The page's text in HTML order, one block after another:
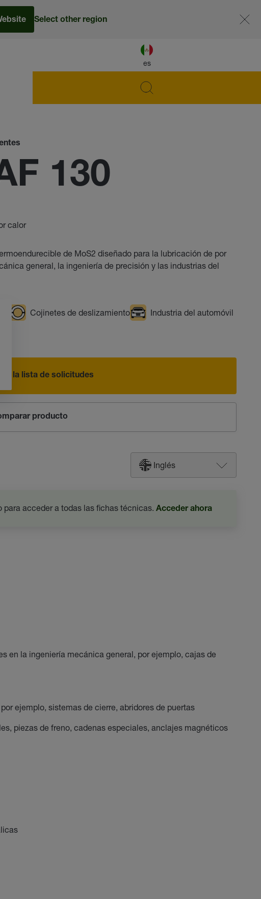
es
Select other region
130
calor
de MoS2 diseñado para la lubricación de por
general, la ingeniería de precisión y las industrias del
Cojinetes de deslizamiento
Industria del automóvil
a la lista de solicitudes
producto
Inglés
acceder a todas las fichas técnicas. Acceder ahora
en la ingeniería mecánica general, por ejemplo, cajas de
ejemplo, sistemas de cierre, abridores de puertas
piezas de freno, cadenas especiales, anclajes magnéticos